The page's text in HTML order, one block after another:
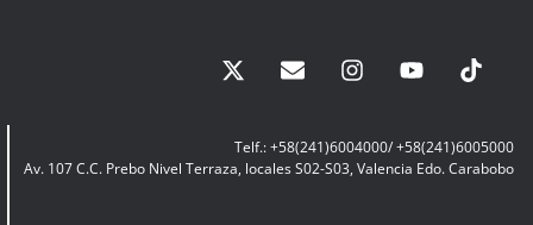
Telf.: +58(241)6004000/ +58(241)6005000
Av. 107 C.C. Prebo Nivel Terraza, locales S02-S03, Valencia Edo. Carabobo